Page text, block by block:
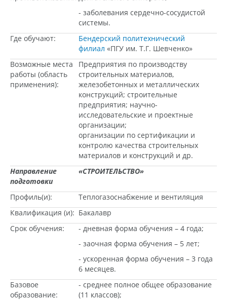
- заболевания сердечно-сосудистой
системы.
Где обучают:
Бендерский политехнический
филиал «ПГУ им. Т.Г. Шевченко»
Возможные места
работы (область
применения):
Предприятия по производству
строительных материалов,
железобетонных и металлических
конструкций; строительные
предприятия; научно-
исследовательские и проектные
организации;
организации по сертификации и
контролю качества строительных
материалов и конструкций и др.
Направление
подготовки
«СТРОИТЕЛЬСТВО»
Профиль(и):
Теплогазоснабжение и вентиляция
Квалификация (и): Бакалавр
Срок обучения:
- дневная форма обучения – 4 года;
- заочная форма обучения – 5 лет;
- ускоренная форма обучения – 3 года
6 месяцев.
Базовое
образование:
- среднее полное общее образование
(11 классов);